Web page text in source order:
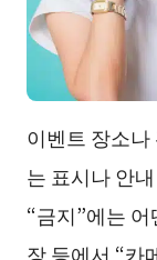
이벤트 장소
는 표시나 안
“금지”에는
장 등에서 “카